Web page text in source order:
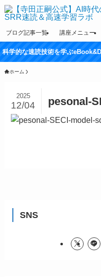
ブログ記事一覧 講座メニュー
科学的な速読技術を学ぶ
ホーム
pesonal-
2025
12/04
SNS